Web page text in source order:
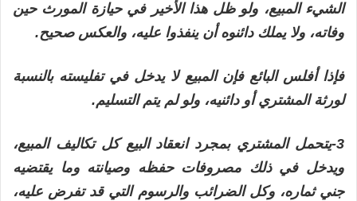
الشيء المبيع، ولو ظل هذا الأخير في حيازة المورث حين
وفاته، ولا يملك دائنوه أن ينفذوا عليه، والعكس صحيح.
فإذا أفلس البائع فإن المبيع لا يدخل في تفليسته بالنسبة
لورثة المشتري أو دائنيه، ولو لم يتم التسليم.
3-يتحمل المشتري بمجرد انعقاد البيع كل تكاليف المبيع،
ويدخل في ذلك مصروفات حفظه وصيانته وما يقتضيه
جني ثماره، وكل الضرائب والرسوم التي قد تفرض عليه،